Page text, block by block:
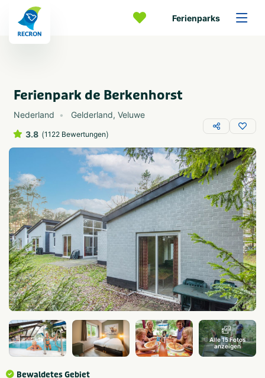
Ferienparks
Ferienpark de Berkenhorst
Nederland Gelderland, Veluwe
3.8 (1122 Bewertungen)
Alle 15 Fotos
anzeigen
Bewaldetes Gebiet